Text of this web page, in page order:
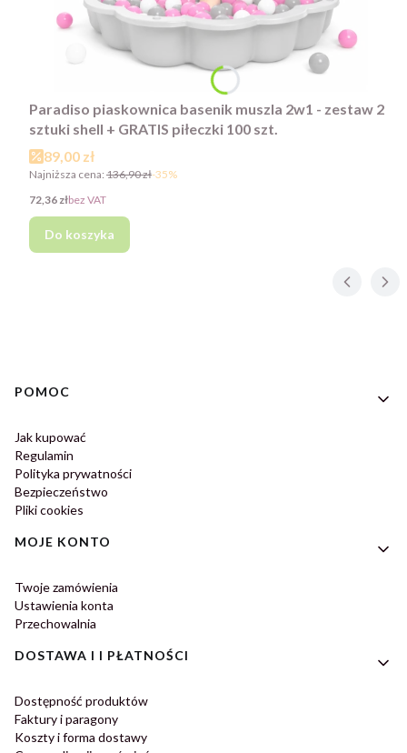
Paradiso piaskownica basenik muszla 2w1 - zestaw 2
sztuki shell + GRATIS piłeczki 100 szt.
Cena promocyjna
89,00 zł
Najniższa cena: 136,90 zł-35%
Cena
72,36 złbez VAT
Do koszyka
Linki w stopce
POMOC
Jak kupować
Regulamin
Polityka prywatności
Bezpieczeństwo
Pliki cookies
MOJE KONTO
Twoje zamówienia
Ustawienia konta
Przechowalnia
DOSTAWA I I PŁATNOŚCI
Dostępność produktów
Faktury i paragony
Koszty i forma dostawy